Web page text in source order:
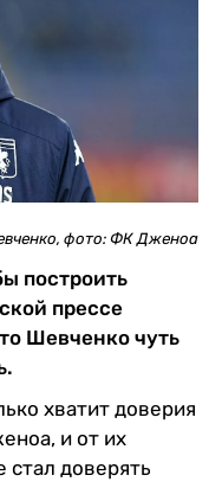
фото: ФК Дженоа
построить
прессе
Шевченко чуть
хватит доверия
и от их
стал доверять